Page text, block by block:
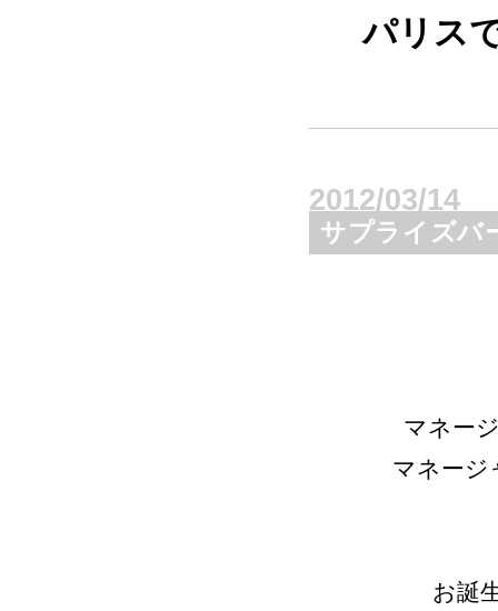
パリス
2012/03/14
サプライズバ
マネー
マネー
お誕